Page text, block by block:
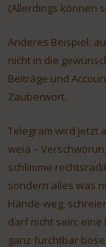
(Allerdings können
Anderes Beispiel:
nicht in die
Beiträge und
Zauberwort.
Telegram wird jetzt
weia –
schlimme
sondern alles was
Hände-weg,
darf nicht sein:
ganz furchtbar